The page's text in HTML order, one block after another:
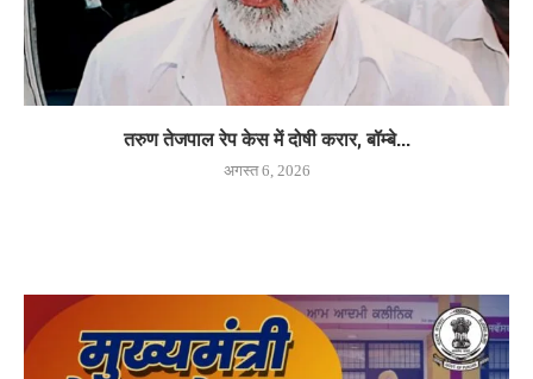
तरुण तेजपाल रेप केस में दोषी करार, बॉम्बे...
अगस्त 6, 2026